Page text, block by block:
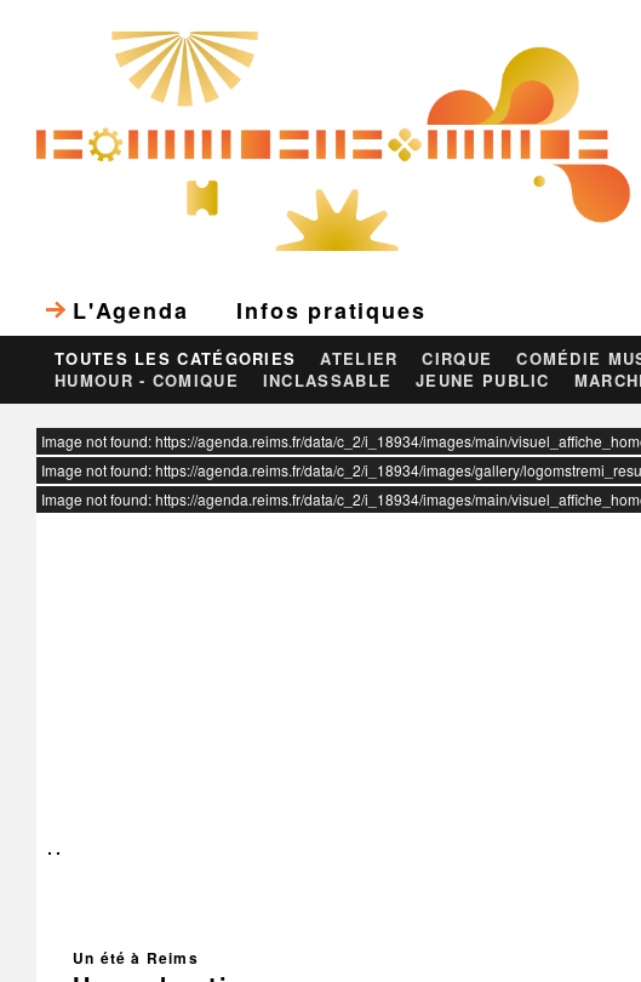
L'Agenda Infos pratiques
TOUTES LES CATÉGORIES ATELIER CIRQUE COMÉDIE
HUMOUR - COMIQUE
INCLASSABLE JEUNE PUBLIC
Image not found: https://agenda.reims.fr/data/c_2/i_18934/images/main/
Image not found: https://agenda.reims.fr/data/c_2/i_18934/images/gallery/
Image not found: https://agenda.reims.fr/data/c_2/i_18934/images/main/
Un été à Reims